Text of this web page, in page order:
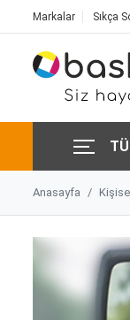
Markalar Sıkça
Anasayfa